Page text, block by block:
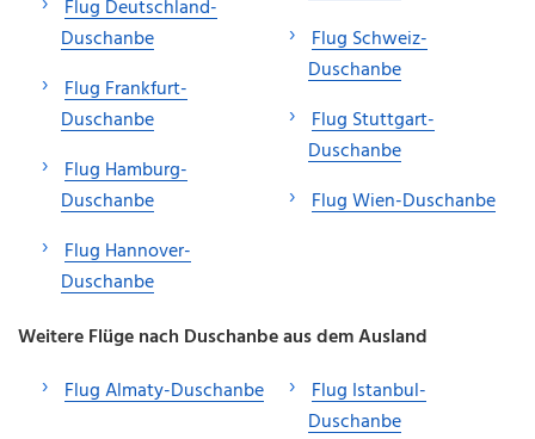
Flug Deutschland-
Duschanbe
Flug Frankfurt-
Duschanbe
Flug Hamburg-
Duschanbe
Flug Hannover-
Duschanbe
Flug Schweiz-
Duschanbe
Flug Stuttgart-
Duschanbe
Flug Wien-Duschanbe
Weitere Flüge nach Duschanbe aus dem Ausland
Flug Almaty-Duschanbe
Flug Istanbul-
Duschanbe